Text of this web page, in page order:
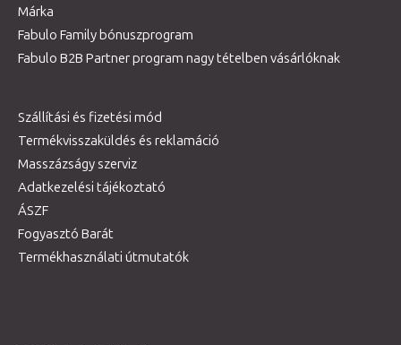
Márka
Fabulo Family bónuszprogram
Fabulo B2B Partner program nagy tételben vásárlóknak
Szállítási és fizetési mód
Termékvisszaküldés és reklamáció
Masszázságy szerviz
Adatkezelési tájékoztató
ÁSZF
Fogyasztó Barát
Termékhasználati útmutatók